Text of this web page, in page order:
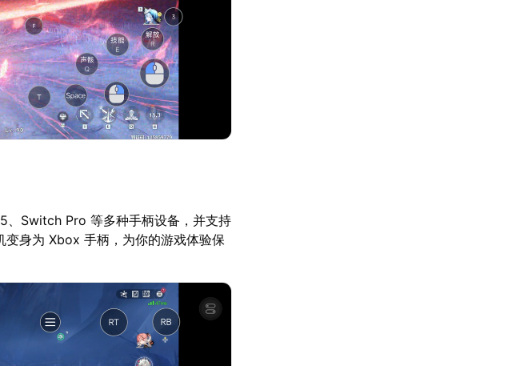
、Switch Pro 等多种手柄设备，并支持
身为 Xbox 手柄，为你的游戏体验保